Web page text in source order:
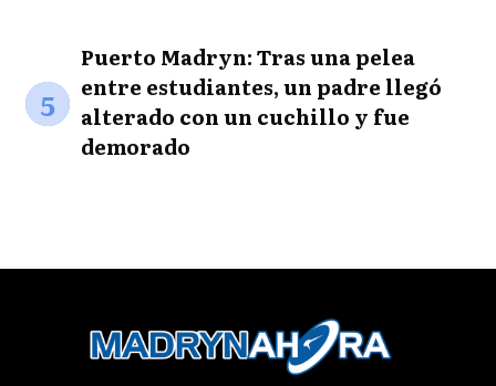
5
Puerto Madryn: Tras una pelea
entre estudiantes, un padre llegó
alterado con un cuchillo y fue
demorado